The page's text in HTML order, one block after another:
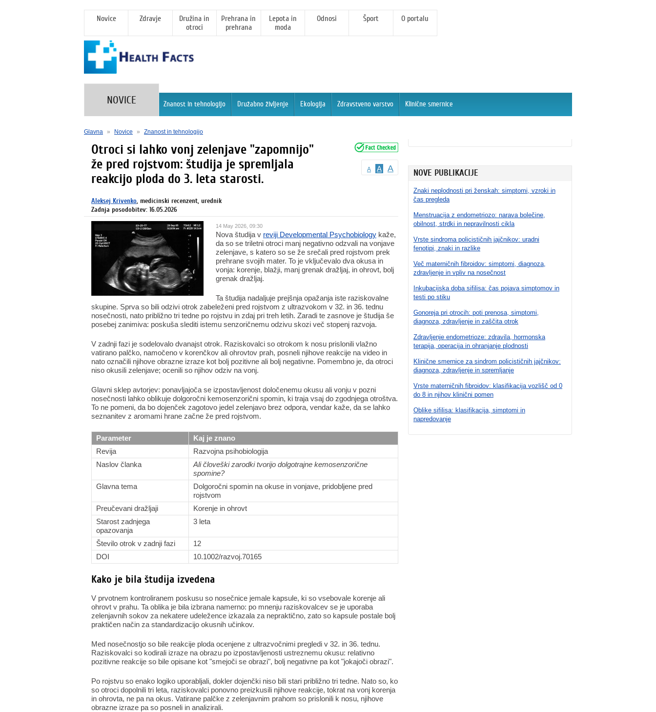
Novice Zdravje
Družina in
otroci
Prehrana in
prehrana
Lepota in
moda
Odnosi Šport O portalu
NOVICE Znanost in tehnologijo Družabno življenje Ekologija Zdravstveno varstvo Klinične smernice
Glavna » Novice » Znanost in tehnologijo
NOVE PUBLIKACIJE
Znaki neplodnosti pri ženskah: simptomi, vzroki in
čas pregleda
Menstruacija z endometriozo: narava bolečine,
obilnost, strdki in nepravilnosti cikla
Vrste sindroma policističnih jajčnikov: uradni
fenotipi, znaki in razlike
Več materničnih fibroidov: simptomi, diagnoza,
zdravljenje in vpliv na nosečnost
Inkubacijska doba sifilisa: čas pojava simptomov in
testi po stiku
Gonoreja pri otrocih: poti prenosa, simptomi,
diagnoza, zdravljenje in zaščita otrok
Zdravljenje endometrioze: zdravila, hormonska
terapija, operacija in ohranjanje plodnosti
Klinične smernice za sindrom policističnih jajčnikov:
diagnoza, zdravljenje in spremljanje
Vrste materničnih fibroidov: klasifikacija vozlišč od 0
do 8 in njihov klinični pomen
Oblike sifilisa: klasifikacija, simptomi in
napredovanje
A A A
Otroci si lahko vonj zelenjave "zapomnijo"
že pred rojstvom: študija je spremljala
reakcijo ploda do 3. leta starosti.
Aleksej Krivenko, medicinski recenzent, urednik
Zadnja posodobitev: 16.05.2026
14 May 2026, 09:30
Nova študija v reviji Developmental Psychobiology kaže,
da so se triletni otroci manj negativno odzvali na vonjave
zelenjave, s katero so se že srečali pred rojstvom prek
prehrane svojih mater. To je vključevalo dva okusa in
vonja: korenje, blažji, manj grenak dražljaj, in ohrovt, bolj
grenak dražljaj.
Ta študija nadaljuje prejšnja opažanja iste raziskovalne
skupine. Sprva so bili odzivi otrok zabeleženi pred rojstvom z ultrazvokom v 32. in 36. tednu
nosečnosti, nato približno tri tedne po rojstvu in zdaj pri treh letih. Zaradi te zasnove je študija še
posebej zanimiva: poskuša slediti istemu senzoričnemu odzivu skozi več stopenj razvoja.
V zadnji fazi je sodelovalo dvanajst otrok. Raziskovalci so otrokom k nosu prislonili vlažno
vatirano palčko, namočeno v korenčkov ali ohrovtov prah, posneli njihove reakcije na video in
nato označili njihove obrazne izraze kot bolj pozitivne ali bolj negativne. Pomembno je, da otroci
niso okusili zelenjave; ocenili so njihov odziv na vonj.
Glavni sklep avtorjev: ponavljajoča se izpostavljenost določenemu okusu ali vonju v pozni
nosečnosti lahko oblikuje dolgoročni kemosenzorični spomin, ki traja vsaj do zgodnjega otroštva.
To ne pomeni, da bo dojenček zagotovo jedel zelenjavo brez odpora, vendar kaže, da se lahko
seznanitev z aromami hrane začne že pred rojstvom.
Parameter
Kaj je znano
Revija
Razvojna psihobiologija
Naslov članka
Ali človeški zarodki tvorijo dolgotrajne kemosenzorične
spomine?
Glavna tema
Dolgoročni spomin na okuse in vonjave, pridobljene pred
rojstvom
Preučevani dražljaji
Korenje in ohrovt
Starost zadnjega
opazovanja
3 leta
Število otrok v zadnji fazi
12
DOI
10.1002/razvoj.70165
Kako je bila študija izvedena
V prvotnem kontroliranem poskusu so nosečnice jemale kapsule, ki so vsebovale korenje ali
ohrovt v prahu. Ta oblika je bila izbrana namerno: po mnenju raziskovalcev se je uporaba
zelenjavnih sokov za nekatere udeležence izkazala za nepraktično, zato so kapsule postale bolj
praktičen način za standardizacijo okusnih učinkov.
Med nosečnostjo so bile reakcije ploda ocenjene z ultrazvočnimi pregledi v 32. in 36. tednu.
Raziskovalci so kodirali izraze na obrazu po izpostavljenosti ustreznemu okusu: relativno
pozitivne reakcije so bile opisane kot "smejoči se obrazi", bolj negativne pa kot "jokajoči obrazi".
Po rojstvu so enako logiko uporabljali, dokler dojenčki niso bili stari približno tri tedne. Nato so, ko
so otroci dopolnili tri leta, raziskovalci ponovno preizkusili njihove reakcije, tokrat na vonj korenja
in ohrovta, ne pa na okus. Vatirane palčke z zelenjavnim prahom so prislonili k nosu, njihove
obrazne izraze pa so posneli in analizirali.